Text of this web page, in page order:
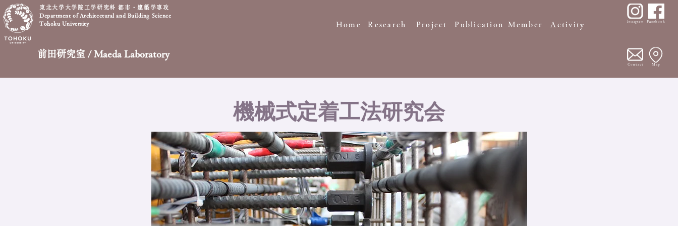
東北大学大学院工学研究科 都市・建築学専攻
Department of Architectural and Building Science
Tohoku University
前田研究室 / Maeda Laboratory
Home Research Project Publication Member Activity Instagram Facebook
Contact Map
機械式定着工法研究会